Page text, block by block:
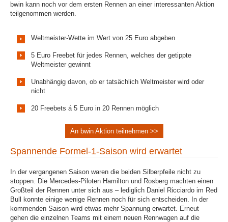
bwin kann noch vor dem ersten Rennen an einer interessanten Aktion
teilgenommen werden.
Weltmeister-Wette im Wert von 25 Euro abgeben
5 Euro Freebet für jedes Rennen, welches der getippte
Weltmeister gewinnt
Unabhängig davon, ob er tatsächlich Weltmeister wird oder
nicht
20 Freebets á 5 Euro in 20 Rennen möglich
An bwin Aktion teilnehmen >>
Spannende Formel-1-Saison wird erwartet
In der vergangenen Saison waren die beiden Silberpfeile nicht zu
stoppen. Die Mercedes-Piloten Hamilton und Rosberg machten einen
Großteil der Rennen unter sich aus – lediglich Daniel Ricciardo im Red
Bull konnte einige wenige Rennen noch für sich entscheiden. In der
kommenden Saison wird etwas mehr Spannung erwartet. Erneut
gehen die einzelnen Teams mit einem neuen Rennwagen auf die